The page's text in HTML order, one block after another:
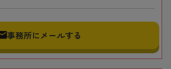
事務所にメールする